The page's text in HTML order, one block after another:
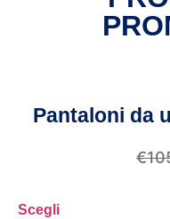
Pantaloni da
€
Scegli